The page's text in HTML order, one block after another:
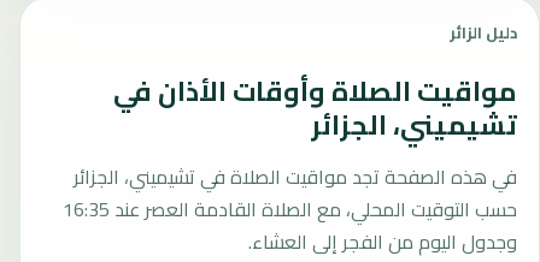
دليل الزائر
مواقيت الصلاة وأوقات الأذان في
تشيميني، الجزائر
في هذه الصفحة تجد مواقيت الصلاة في تشيميني، الجزائر
حسب التوقيت المحلي، مع الصلاة القادمة العصر عند 16:35
وجدول اليوم من الفجر إلى العشاء.